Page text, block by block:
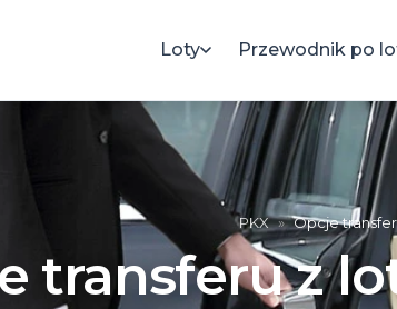
Loty Przewodnik po
PKX » Opcje
transferu z